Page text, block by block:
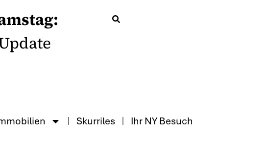
Skurriles Ihr NY Besuch